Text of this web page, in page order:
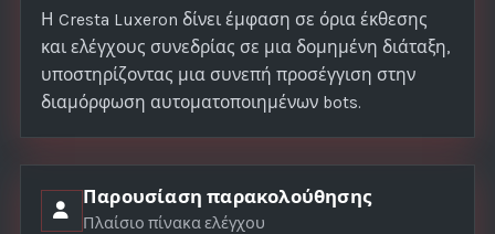
Η Cresta Luxeron δίνει έμφαση σε όρια έκθεσης
και ελέγχους συνεδρίας σε μια δομημένη διάταξη,
υποστηρίζοντας μια συνεπή προσέγγιση στην
διαμόρφωση αυτοματοποιημένων bots.
Παρουσίαση παρακολούθησης
Πλαίσιο πίνακα ελέγχου